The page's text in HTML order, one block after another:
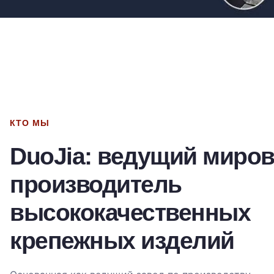
КТО МЫ
DuoJia: ведущий
производитель
высококачественных
крепежных изделий